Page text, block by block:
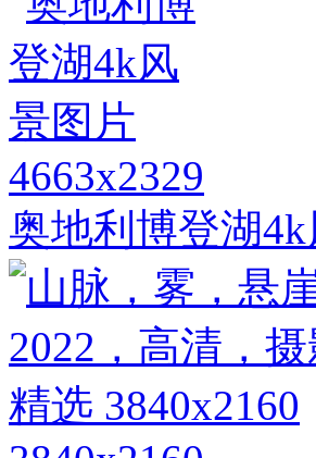
4663x2329
奥地利博登湖